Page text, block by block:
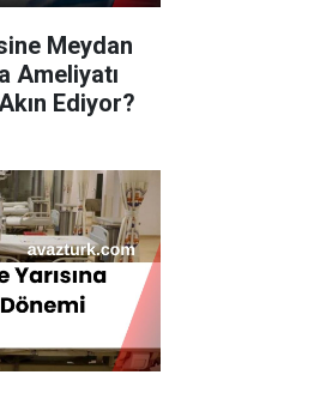
Meydan
Ameliyatı
Ediyor?